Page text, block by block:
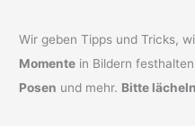
Wir geben Tipps und Tricks,
Momente in Bildern
Posen und mehr. Bitte